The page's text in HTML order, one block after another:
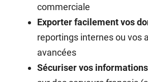
commerciale
Exporter facilement vos
reportings internes ou vos
avancées
Sécuriser vos